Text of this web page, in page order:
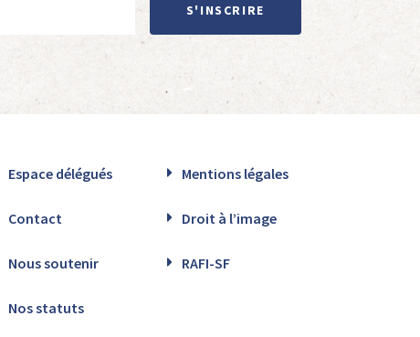
S'INSCRIRE
Espace délégués Mentions légales
Contact Droit à l’image
Nous soutenir RAFI-SF
Nos statuts